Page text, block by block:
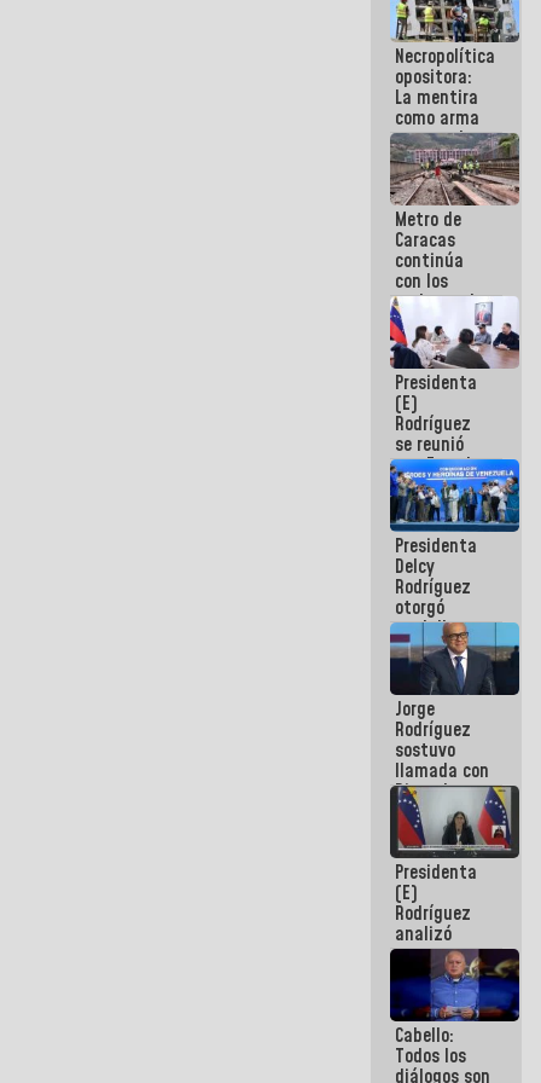
manejo de
escombros
en La Guaira
Necropolítica
opositora:
La mentira
como arma
contra el
Pueblo
Metro de
Caracas
continúa
con los
trabajos de
mantenimiento
e inspección
en la Línea 2
Presidenta
(E)
Rodríguez
se reunió
con Estado
Mayor
Eléctrico
para
abordar
planes de
acción
Presidenta
Delcy
Rodríguez
otorgó
medalla
"Héroe de
Venezuela"
a servidores
públicos
Jorge
Rodríguez
sostuvo
llamada con
Dinorah
Figuera y
acuerdan
primer
encuentro
presencial
para el
diálogo
Presidenta
(E)
Rodríguez
analizó
junto a
gobernadores
planes de
recuperación
del Sistema
Eléctrico
Cabello:
Todos los
diálogos son